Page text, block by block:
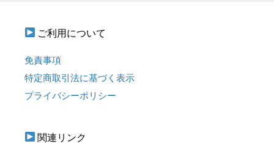
ご利用について
免責事項
特定商取引法に基づく表示
プライバシーポリシー
関連リンク